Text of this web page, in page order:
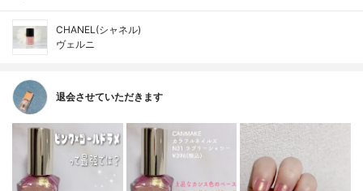
CHANEL(シャネル)
ヴェルニ
退会させていただきます